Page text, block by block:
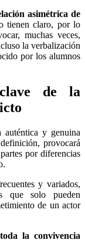
asimétrica de
tienen claro, por lo
muchas veces,
la verbalización
por los alumnos
de la
y genuina
provocará
por diferencias
y variados,
que solo pueden
de un actor
la convivencia